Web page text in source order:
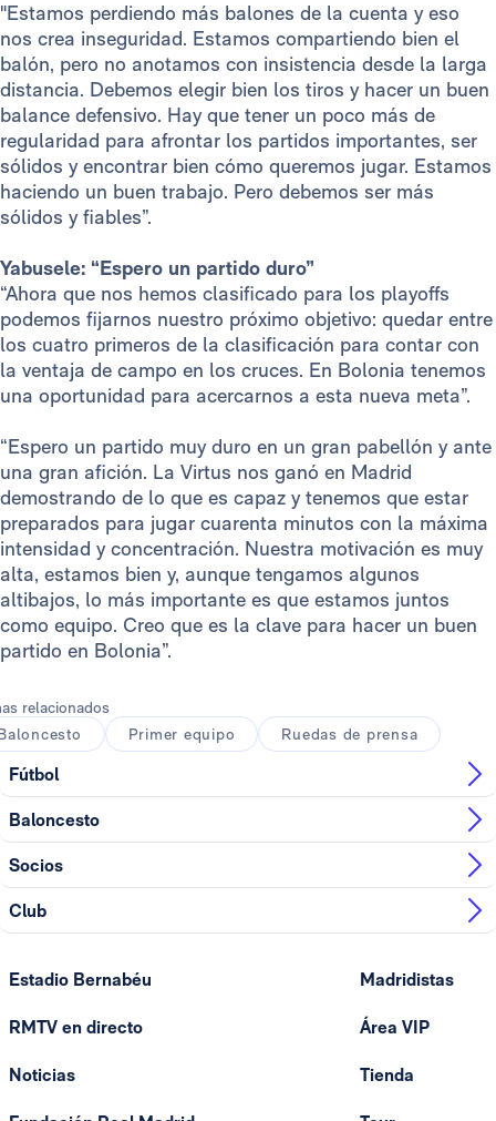
"Estamos perdiendo más balones de la cuenta y eso
nos crea inseguridad. Estamos compartiendo bien el
balón, pero no anotamos con insistencia desde la larga
distancia. Debemos elegir bien los tiros y hacer un buen
balance defensivo. Hay que tener un poco más de
regularidad para afrontar los partidos importantes, ser
sólidos y encontrar bien cómo queremos jugar. Estamos
haciendo un buen trabajo. Pero debemos ser más
sólidos y fiables”.
Yabusele: “Espero un partido duro”
“Ahora que nos hemos clasificado para los playoffs
podemos fijarnos nuestro próximo objetivo: quedar entre
los cuatro primeros de la clasificación para contar con
la ventaja de campo en los cruces. En Bolonia tenemos
una oportunidad para acercarnos a esta nueva meta”.
“Espero un partido muy duro en un gran pabellón y ante
una gran afición. La Virtus nos ganó en Madrid
demostrando de lo que es capaz y tenemos que estar
preparados para jugar cuarenta minutos con la máxima
intensidad y concentración. Nuestra motivación es muy
alta, estamos bien y, aunque tengamos algunos
altibajos, lo más importante es que estamos juntos
como equipo. Creo que es la clave para hacer un buen
partido en Bolonia”.
relacionados
Primer equipo Ruedas de prensa
Fútbol
Baloncesto
Socios
Club
Estadio Bernabéu
RMTV en directo
Noticias
Madridistas
Área VIP
Tienda